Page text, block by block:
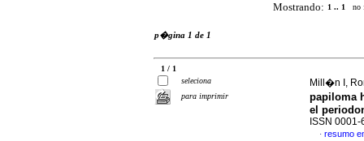
Mostrando: 1 .. 1 no
p�gina 1 de 1
1 / 1
seleciona
para imprimir
Mill�n I,
papiloma
el
ISSN 0001-
· resumo